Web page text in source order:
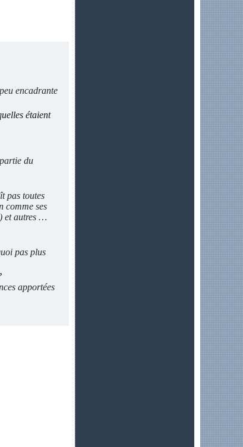
encadrante
étaient
du
pas toutes
comme ses
et autres …
pas plus
apportées